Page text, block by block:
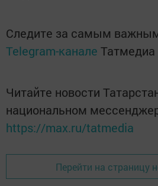
Следите за самым
Telegram-канале Татмедиа
Читайте новости
национальном
https://max.ru/tatmedia
Перейти на страницу